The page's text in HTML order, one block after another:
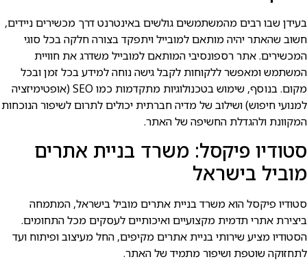
בעידן שבו רבים מהמשתמשים גולשים באינטרנט דרך מכשירים ניידים,
חשוב שהאתר יהיה מותאם למובייל ויתפקד בצורה חלקה בכל סוגי
המכשירים. אתר רספונסיבי המותאם למובייל משדרג את חוויית
המשתמש ומאפשר ללקוחות לקבל גישה נוחה למידע בכל זמן ובכל
מקום. בנוסף, שימוש בטכנולוגיות מתקדמות כמו SEO (אופטימיזציה
למנועי חיפוש) ושילוב של מדיה חברתית יכולים לתרום לשיפור הנוכחות
המקוונת ולהגדלת החשיפה של האתר.
סטודיו פיקסל: משרד בניית אתרים
מוביל בישראל
סטודיו פיקסל הוא משרד בניית אתרים מוביל בישראל, המתמחה
ביצירת אתרי תדמית מקצועיים ואיכותיים לעסקים מכל התחומים.
הסטודיו מציע שירותי בניית אתרים מקיפים, החל מעיצוב ופיתוח ועד
לתחזוקה שוטפת ושיפור מתמיד של האתר.